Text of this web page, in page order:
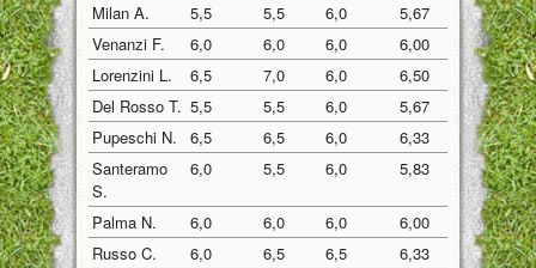
Milan A. 5,5 5,5 6,0
5,67
Venanzi F.
6,0 6,0 6,0
6,00
Lorenzini L.
6,5 7,0 6,0
6,50
Del Rosso T. 5,5 5,5 6,0
5,67
Pupeschi N.
6,5 6,5 6,0
6,33
Santeramo
S.
6,0 5,5 6,0 5,83
Palma N. 6,0 6,0 6,0
6,00
Russo C.
6,0 6,5 6,5
6,33